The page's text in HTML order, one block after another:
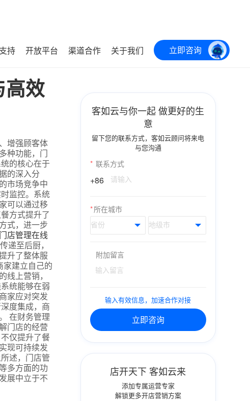
持 开放平台 渠道合作 关于我们 立即咨询
高效
增强顾客体
种功能，门
的核心在于
的深入分
市场竞争中
监控。系统
可以通过移
方式提升了
式，进一步
门店管理在线
递至后厨，
升了整体服
家建立自己的
上营销，
统能够在弱
家应对突发
度集成，商
在财务管理
门店的经营
仅提升了餐
现可持续发
述，门店管
多方面的功
展中立于不
客如云与你一起 做更好的生
意
留下您的联系方式，客如云顾问将来电
与您沟通
* 联系方式
+86
*所在城市
附加留言
输入有效信息，加速合作对接
立即咨询
店开天下 客如云来
添加专属运营专家
解锁更多开店营销方案